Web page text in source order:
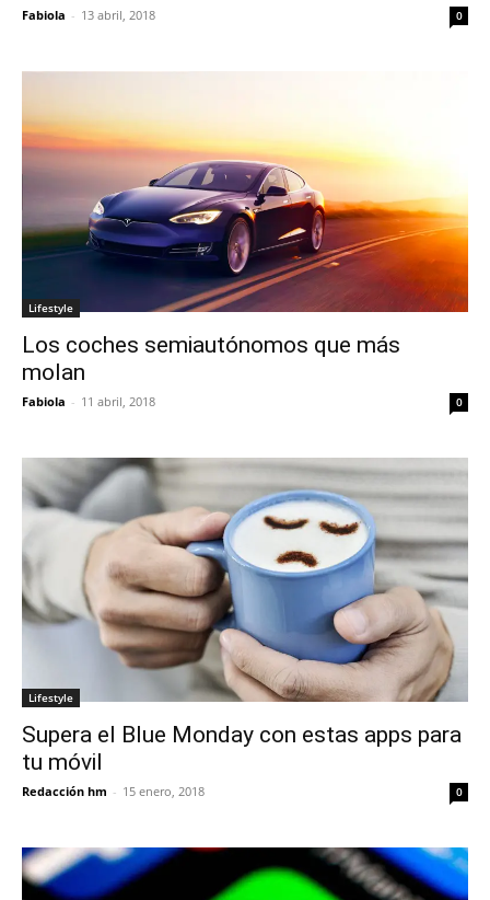
Fabiola - 13 abril, 2018 0
Lifestyle
Los coches semiautónomos que más
molan
Fabiola - 11 abril, 2018 0
Lifestyle
Supera el Blue Monday con estas apps para
tu móvil
Redacción hm - 15 enero, 2018 0